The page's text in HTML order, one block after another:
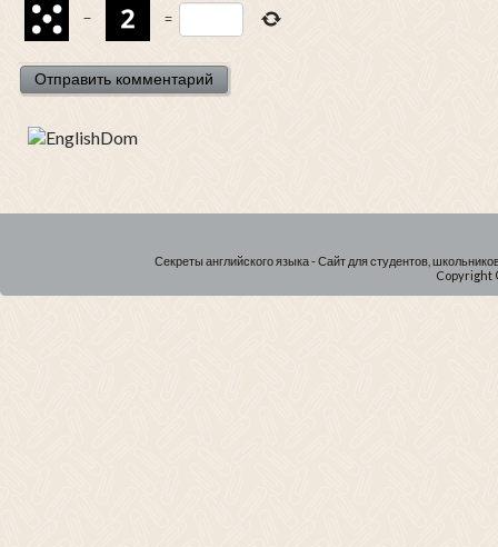
− =
Секреты английского языка - Сайт для студентов,
Copyright